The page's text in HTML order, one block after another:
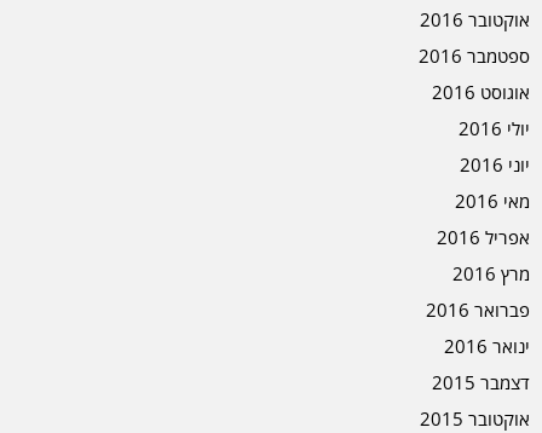
אוקטובר 2016
ספטמבר 2016
אוגוסט 2016
יולי 2016
יוני 2016
מאי 2016
אפריל 2016
מרץ 2016
פברואר 2016
ינואר 2016
דצמבר 2015
אוקטובר 2015